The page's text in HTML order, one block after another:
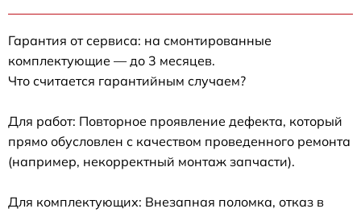
Гарантия от сервиса: на смонтированные
комплектующие — до 3 месяцев.
Что считается гарантийным случаем?
Для работ: Повторное проявление дефекта, который
прямо обусловлен с качеством проведенного ремонта
(например, некорректный монтаж запчасти).
Для комплектующих: Внезапная поломка, отказ в